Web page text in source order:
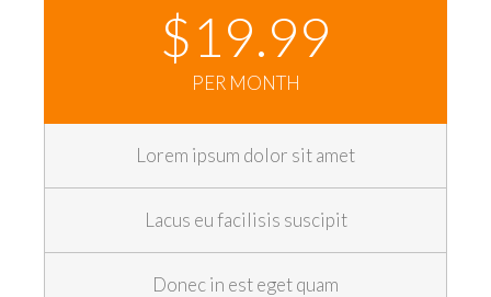
$19.99
PER MONTH
Lorem ipsum dolor sit amet
Lacus eu facilisis suscipit
Donec in est eget quam